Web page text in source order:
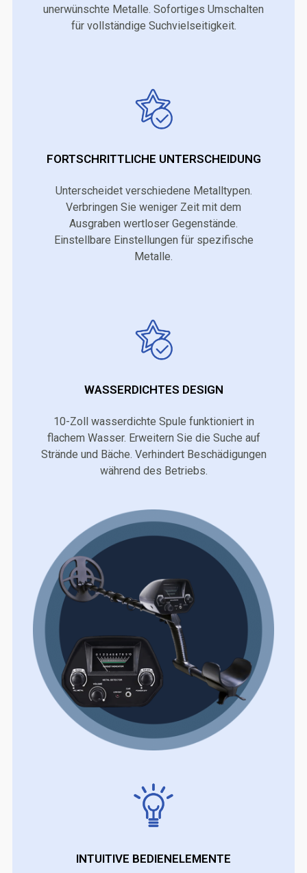
unerwünschte Metalle. Sofortiges Umschalten
für vollständige Suchvielseitigkeit.
FORTSCHRITTLICHE UNTERSCHEIDUNG
Unterscheidet verschiedene Metalltypen.
Verbringen Sie weniger Zeit mit dem
Ausgraben wertloser Gegenstände.
Einstellbare Einstellungen für spezifische
Metalle.
WASSERDICHTES DESIGN
10-Zoll wasserdichte Spule funktioniert in
flachem Wasser. Erweitern Sie die Suche auf
Strände und Bäche. Verhindert Beschädigungen
während des Betriebs.
INTUITIVE BEDIENELEMENTE